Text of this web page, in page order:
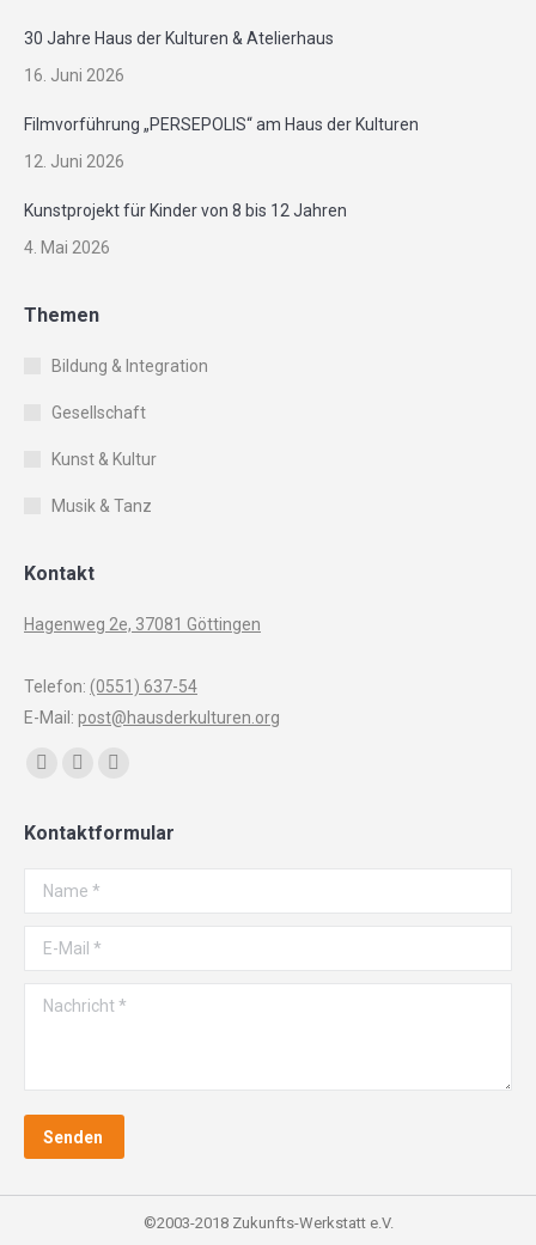
30 Jahre Haus der Kulturen & Atelierhaus
16. Juni 2026
Filmvorführung „PERSEPOLIS“ am Haus der Kulturen
12. Juni 2026
Kunstprojekt für Kinder von 8 bis 12 Jahren
4. Mai 2026
Themen
Bildung & Integration
Gesellschaft
Kunst & Kultur
Musik & Tanz
Kontakt
Hagenweg 2e, 37081 Göttingen
Telefon: (0551) 637-54
E-Mail: post@hausderkulturen.org
Finden Sie uns auf:
opens
in
new
window
opens
in
new
window
opens
in
window
Kontaktformular
Name *
E-Mail *
Nachricht *
Senden
©2003-2018 Zukunfts-Werkstatt e.V.